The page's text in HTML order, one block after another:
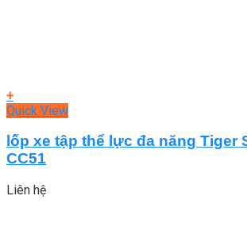
+
Quick View
lốp xe tập thể lực đa năng Tiger
CC51
Liên hệ